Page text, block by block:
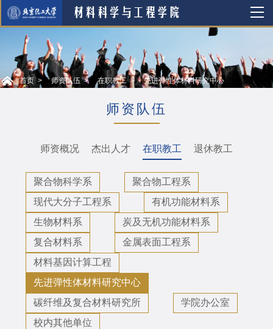
首页 师资队伍 在职教工 先进弹性体材料研究中心
师资队伍
师资概况 杰出人才 在职教工 退休教工
聚合物科学系
聚合物工程系
现代大分子工程系
有机功能材料系
生物材料系
炭及无机功能材料系
复合材料系
金属表面工程系
材料基因计算工程
先进弹性体材料研究中心
碳纤维及复合材料研究所
学院办公室
校内其他单位